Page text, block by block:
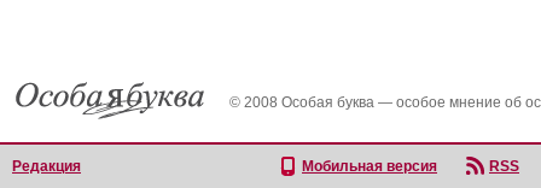
© 2008 Особая буква — особое мнение об
Редакция Мобильная версия
RSS